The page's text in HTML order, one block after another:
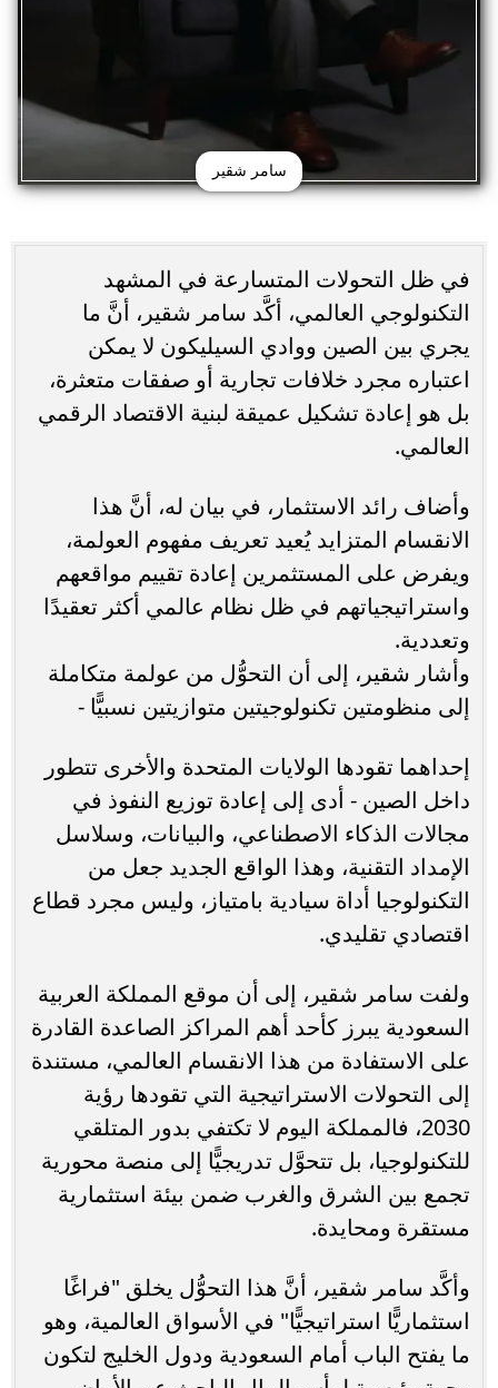
سامر شقير
في ظل التحولات المتسارعة في المشهد
التكنولوجي العالمي، أكَّد سامر شقير، أنَّ ما
يجري بين الصين ووادي السيليكون لا يمكن
اعتباره مجرد خلافات تجارية أو صفقات متعثرة،
بل هو إعادة تشكيل عميقة لبنية الاقتصاد الرقمي
العالمي.
وأضاف رائد الاستثمار، في بيان له، أنَّ هذا
الانقسام المتزايد يُعيد تعريف مفهوم العولمة،
ويفرض على المستثمرين إعادة تقييم مواقعهم
واستراتيجياتهم في ظل نظام عالمي أكثر تعقيدًا
وتعددية.
وأشار شقير، إلى أن التحوُّل من عولمة متكاملة
إلى منظومتين تكنولوجيتين متوازيتين نسبيًّا -
إحداهما تقودها الولايات المتحدة والأخرى تتطور
داخل الصين - أدى إلى إعادة توزيع النفوذ في
مجالات الذكاء الاصطناعي، والبيانات، وسلاسل
الإمداد التقنية، وهذا الواقع الجديد جعل من
التكنولوجيا أداة سيادية بامتياز، وليس مجرد قطاع
اقتصادي تقليدي.
ولفت سامر شقير، إلى أن موقع المملكة العربية
السعودية يبرز كأحد أهم المراكز الصاعدة القادرة
على الاستفادة من هذا الانقسام العالمي، مستندة
إلى التحولات الاستراتيجية التي تقودها رؤية
2030، فالمملكة اليوم لا تكتفي بدور المتلقي
للتكنولوجيا، بل تتحوَّل تدريجيًّا إلى منصة محورية
تجمع بين الشرق والغرب ضمن بيئة استثمارية
مستقرة ومحايدة.
وأكَّد سامر شقير، أنَّ هذا التحوُّل يخلق "فراغًا
استثماريًّا استراتيجيًّا" في الأسواق العالمية، وهو
ما يفتح الباب أمام السعودية ودول الخليج لتكون